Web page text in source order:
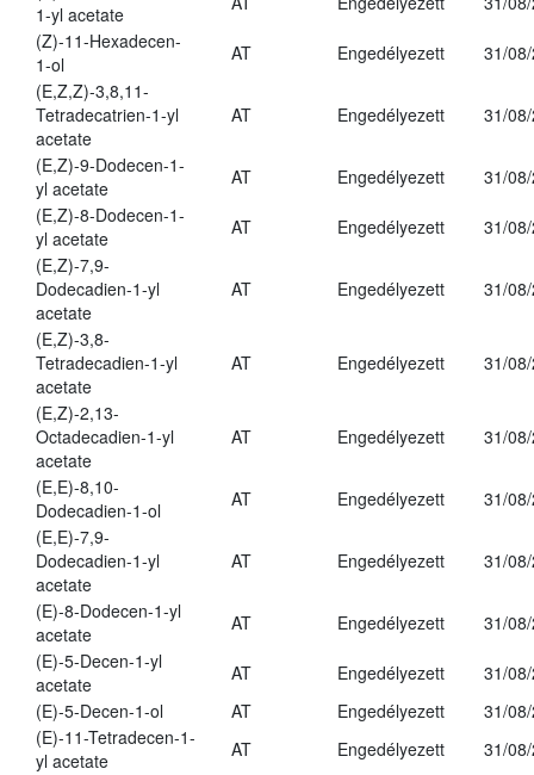
1-yl acetate
(Z)-11-Hexadecen-
1-ol
AT Engedélyezett
31/
(E,Z,Z)-3,8,11-
Tetradecatrien-1-yl
acetate
AT Engedélyezett 31/
(E,Z)-9-Dodecen-1-
yl acetate
AT Engedélyezett
31/
(E,Z)-8-Dodecen-1-
yl acetate
AT Engedélyezett
31/
(E,Z)-7,9-
Dodecadien-1-yl
acetate
AT Engedélyezett 31/
(E,Z)-3,8-
Tetradecadien-1-yl
acetate
AT Engedélyezett 31/
(E,Z)-2,13-
Octadecadien-1-yl
acetate
AT Engedélyezett 31/
(E,E)-8,10-
Dodecadien-1-ol
AT Engedélyezett
31/
(E,E)-7,9-
Dodecadien-1-yl
acetate
AT Engedélyezett 31/
(E)-8-Dodecen-1-yl
acetate
AT Engedélyezett
31/
(E)-5-Decen-1-yl
acetate
AT Engedélyezett
31/
(E)-5-Decen-1-ol
AT Engedélyezett
31/
(E)-11-Tetradecen-1-
yl acetate
AT Engedélyezett 31/